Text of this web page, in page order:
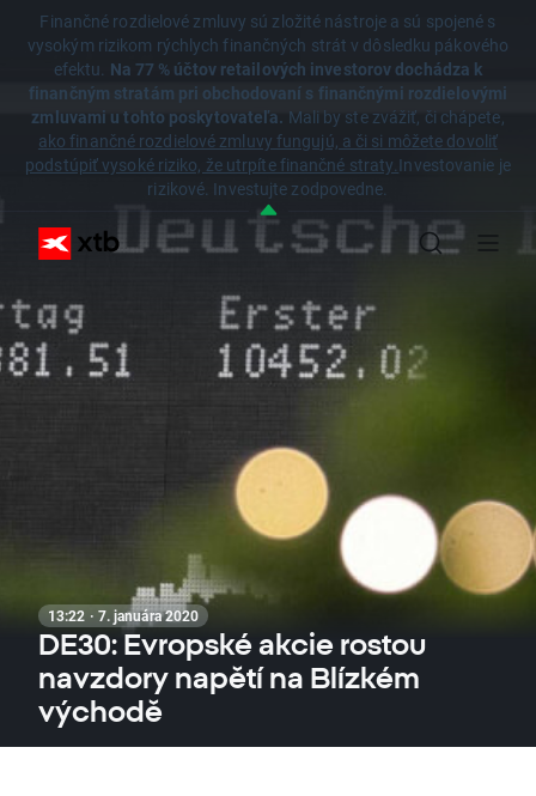
Finančné rozdielové zmluvy sú zložité nástroje a sú spojené s
vysokým rizikom rýchlych finančných strát v dôsledku pákového
efektu. Na 77 % účtov retailových investorov dochádza k
finančným stratám pri obchodovaní s finančnými rozdielovými
zmluvami u tohto poskytovateľa. Mali by ste zvážiť, či chápete,
ako finančné rozdielové zmluvy fungujú, a či si môžete dovoliť
podstúpiť vysoké riziko, že utrpíte finančné straty.Investovanie je
rizikové. Investujte zodpovedne.
13:22 · 7. januára 2020
DE30: Evropské akcie rostou
navzdory napětí na Blízkém
východě